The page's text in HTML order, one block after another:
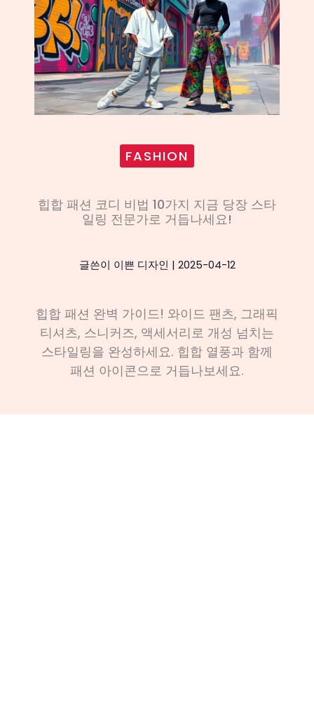
FASHION
힙합 패션 코디 비법 10가지 지금 당장 스타
일링 전문가로 거듭나세요!
글쓴이 이쁜 디자인 | 2025-04-12
힙합 패션 완벽 가이드! 와이드 팬츠, 그래픽
티셔츠, 스니커즈, 액세서리로 개성 넘치는
스타일링을 완성하세요. 힙합 열풍과 함께
패션 아이콘으로 거듭나보세요.